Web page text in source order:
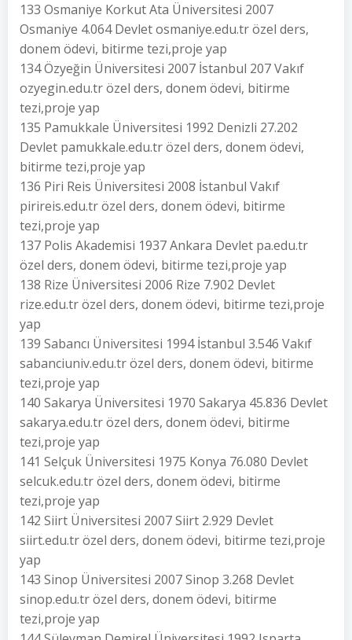
133 Osmaniye Korkut Ata Üniversitesi 2007
Osmaniye 4.064 Devlet osmaniye.edu.tr özel ders,
donem ödevi, bitirme tezi,proje yap
134 Özyeğin Üniversitesi 2007 İstanbul 207 Vakıf
ozyegin.edu.tr özel ders, donem ödevi, bitirme
tezi,proje yap
135 Pamukkale Üniversitesi 1992 Denizli 27.202
Devlet pamukkale.edu.tr özel ders, donem ödevi,
bitirme tezi,proje yap
136 Piri Reis Üniversitesi 2008 İstanbul Vakıf
pirireis.edu.tr özel ders, donem ödevi, bitirme
tezi,proje yap
137 Polis Akademisi 1937 Ankara Devlet pa.edu.tr
özel ders, donem ödevi, bitirme tezi,proje yap
138 Rize Üniversitesi 2006 Rize 7.902 Devlet
rize.edu.tr özel ders, donem ödevi, bitirme tezi,proje
yap
139 Sabancı Üniversitesi 1994 İstanbul 3.546 Vakıf
sabanciuniv.edu.tr özel ders, donem ödevi, bitirme
tezi,proje yap
140 Sakarya Üniversitesi 1970 Sakarya 45.836 Devlet
sakarya.edu.tr özel ders, donem ödevi, bitirme
tezi,proje yap
141 Selçuk Üniversitesi 1975 Konya 76.080 Devlet
selcuk.edu.tr özel ders, donem ödevi, bitirme
tezi,proje yap
142 Siirt Üniversitesi 2007 Siirt 2.929 Devlet
siirt.edu.tr özel ders, donem ödevi, bitirme tezi,proje
yap
143 Sinop Üniversitesi 2007 Sinop 3.268 Devlet
sinop.edu.tr özel ders, donem ödevi, bitirme
tezi,proje yap